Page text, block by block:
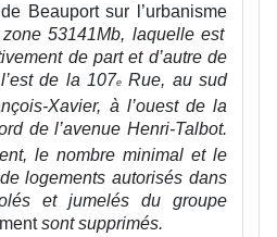
de Beauport sur l’urbanisme
53141Mb, laquelle est
de part et d’autre de
de la 107eRue, au sud
Xavier, à l’ouest de la
de l’avenue Henri-Talbot.
le nombre minimal et le
logements autorisés dans
et jumelés du groupe
sont supprimés.